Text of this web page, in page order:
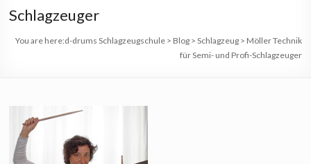
Schlagzeuger
You are here:d-drums Schlagzeugschule> Blog> Schlagzeug> Möller Technik
für Semi- und Profi-Schlagzeuger